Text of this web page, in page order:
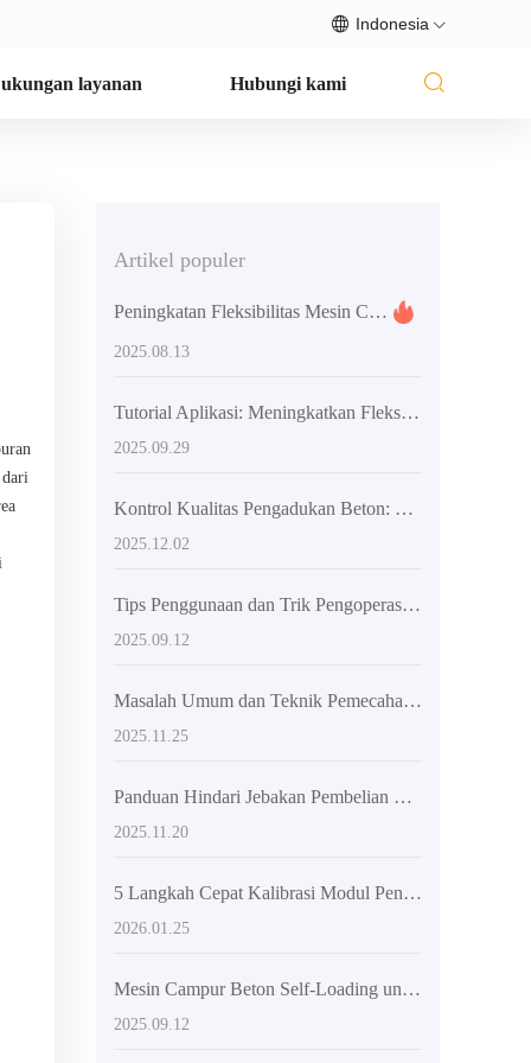
Indonesia
layanan Hubungi kami
Artikel populer
Peningkatan Fleksibilitas Mesin Campur Beton dalam Konstruksi: Dampak pada Waktu dan Biaya Proyek
2025.08.13
Tutorial Aplikasi: Meningkatkan Fleksibilitas Konstruksi Mixer Beton dengan Rangka Engsel dan Ban Teknikal
2025.09.29
Kontrol Kualitas Pengadukan Beton: Solusi Praktis untuk Mencegah Masalah Kekuatan di Konstruksi Pedesaan
2025.12.02
Tips Penggunaan dan Trik Pengoperasian Truk Mixer Beton Self - Loading
2025.09.12
Masalah Umum dan Teknik Pemecahan Masalah Pembuatan Beton Proyek Infrastruktur Desa: Jaminan Pelaksanaan Konstruksi Berjalan Lancar
2025.11.25
Panduan Hindari Jebakan Pembelian Truk Mixer: Perbandingan Parameter + Rekomendasi Saluran Pembelian Langsung dari Pabrik
2025.11.20
5 Langkah Cepat Kalibrasi Modul Penimbang Mixer Cerdas: Panduan Praktis untuk Meningkatkan Efisiensi Proyek Kecil dan Menengah
2026.01.25
Mesin Campur Beton Self-Loading untuk Proyek Konstruksi Pedesaan dan Perkotaan
2025.09.12